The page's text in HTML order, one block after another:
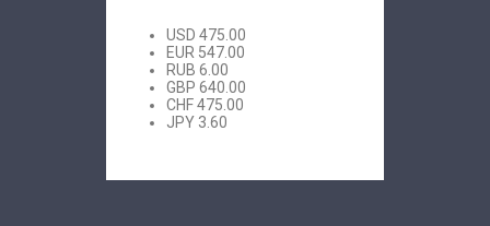
USD 475.00
EUR 547.00
RUB 6.00
GBP 640.00
CHF475.00
JPY 3.60